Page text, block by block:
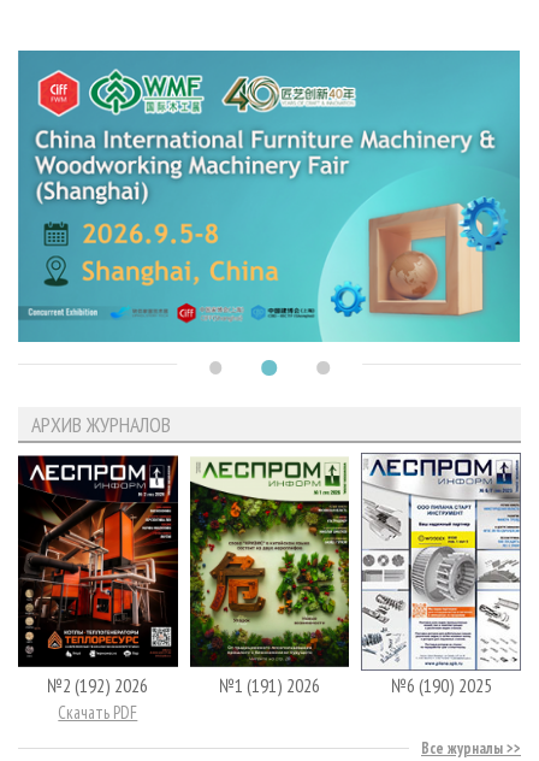
АРХИВ ЖУРНАЛОВ
№2 (192) 2026
Скачать PDF
№1 (191) 2026 №6 (190) 2025
Все журналы